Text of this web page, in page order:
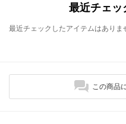
最近チェッ
最近チェックしたアイテムはありま
この商品